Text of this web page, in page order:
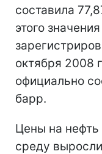
составила
этого
октября 2008
официально
барр.
Цены на
среду